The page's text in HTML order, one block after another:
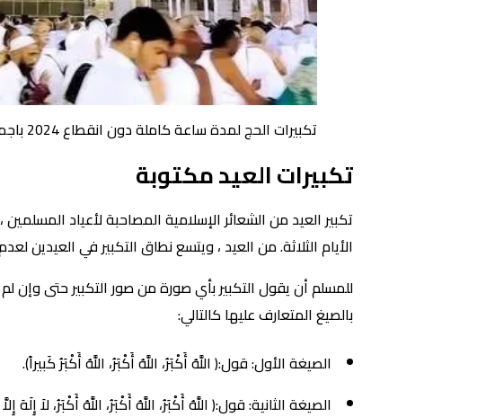
تكبيرات الحج لمدة ساعة كاملة دون انقطاع 2024 باجمل صوت
تكبيرات العيد مكتوبة
تكبير العيد من الشعائر الإسلامية المصاحبة لأعياد
الأيام الثلاثة. من العيد ، ويتسع نطاق التكبير في
للمسلم أن يقول التكبير بأي صورة من صور التكبير حتى وإن
بالصيغ المتعارف عليها كالتالي:
الصيغة الأول: قول:( اللَّهُ أَكْبَرُ، اللَّهُ أَكْبَرُ، اللَّهُ أَكْبَرُ كَبيراً).
الصيغة الثانية: قول:( اللَّهُ أَكْبَرُ، اللَّهُ أَكْبَرُ، اللَّهُ أَكْبَرُ، لاَ إِلَهَ